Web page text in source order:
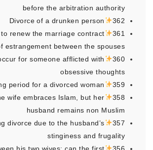
before the arbitration authority
362
Divorce of a drunken person
361
renew the marriage contract
estrangement between the spouses
360
for someone afflicted with
obsessive thoughts
359
period for a divorced woman
358
wife embraces Islam, but her
husband remains non Muslim
357
divorce due to the husband’s
stinginess and frugality